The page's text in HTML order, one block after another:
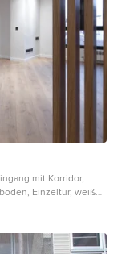
mit Korridor,
Einzeltür, weißer